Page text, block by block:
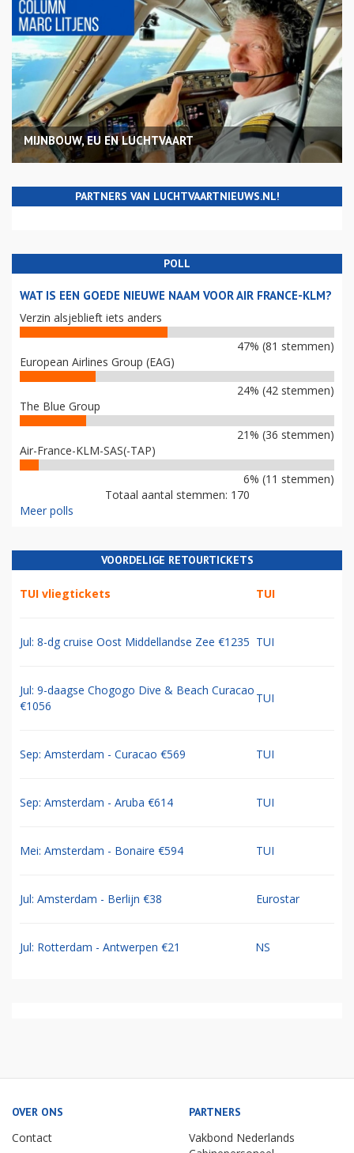
MIJNBOUW, EU EN LUCHTVAART
PARTNERS VAN LUCHTVAARTNIEUWS.NL!
POLL
WAT IS EEN GOEDE NIEUWE NAAM VOOR AIR FRANCE-KLM?
Verzin alsjeblieft iets anders
47% (81 stemmen)
European Airlines Group (EAG)
24% (42 stemmen)
The Blue Group
21% (36 stemmen)
Air-France-KLM-SAS(-TAP)
6% (11 stemmen)
Totaal aantal stemmen: 170
Meer polls
VOORDELIGE RETOURTICKETS
TUI vliegtickets TUI
Jul: 8-dg cruise Oost Middellandse Zee €1235 TUI
Jul: 9-daagse Chogogo Dive & Beach Curacao
€1056
TUI
Sep: Amsterdam - Curacao €569 TUI
Sep: Amsterdam - Aruba €614 TUI
Mei: Amsterdam - Bonaire €594 TUI
Jul: Amsterdam - Berlijn €38 Eurostar
Jul: Rotterdam - Antwerpen €21 NS
OVER ONS
Contact
PARTNERS
Vakbond Nederlands